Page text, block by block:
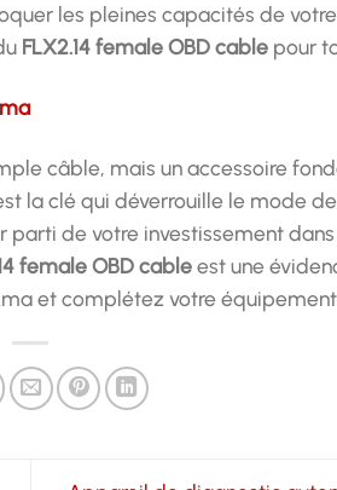
les pleines capacités de
FLX2.14 female OBD cable pour
câble, mais un accessoire
la clé qui déverrouille le mode
de votre investissement
female OBD cableest une
et complétez votre équipement